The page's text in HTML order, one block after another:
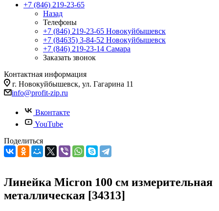
+7 (846) 219-23-65
Назад
Телефоны
+7 (846) 219-23-65 Новокуйбышевск
+7 (84635) 3-84-52 Новокуйбышевск
+7 (846) 219-23-14 Самара
Заказать звонок
Контактная информация
г. Новокуйбышевск, ул. Гагарина 11
info@profit-zip.ru
Вконтакте
YouTube
Поделиться
Линейка Micron 100 см измерительная
металлическая [34313]